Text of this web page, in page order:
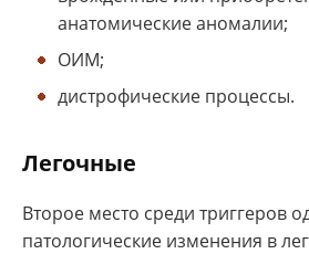
анатомические аномалии;
ОИМ;
дистрофические процессы.
Легочные
Второе место среди триггеров
патологические изменения в